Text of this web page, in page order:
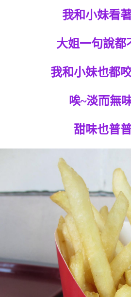
我和小妹看
大姐一句說
我和小妹也都
唉~淡而無
甜味也普